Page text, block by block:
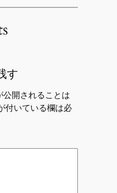
す
公開されることは
付いている欄は必